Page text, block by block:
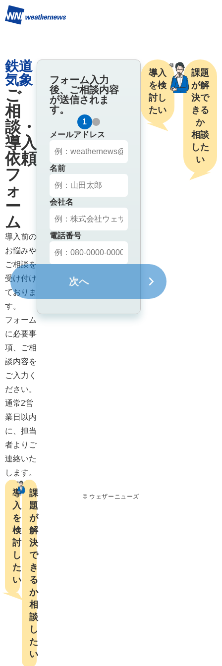
鉄道
気象
ご
相
談・
導入
依頼
フ
ォ
ー
ム
導入前の
お悩みや
ご相談を
受け付け
ておりま
す。
フォーム
に必要事
項、ご相
談内容を
ご入力く
ださい。
通常2営
業日以内
に、担当
者よりご
連絡いた
します。
導
入
を
検
討
し
た
い
課
題
が
解
決
で
き
る
か
相
談
し
た
い
フォーム入力
後、ご相談内容
が送信されま
す。
1
2
メールアドレス
名前
会社名
電話番号
次へ
導入
を検
討し
たい
課題
が解
決で
きる
か
相談
した
い
© ウェザーニューズ